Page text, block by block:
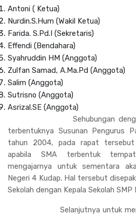
Antoni ( Ketua)
Nurdin.S.Hum (Wakil Ketua)
Farida. S.Pd.I (Sekretaris)
Effendi (Bendahara)
Syahruddin HM (Anggota)
Zulfan Samad, A.Ma.Pd (Anggota)
Salim (Anggota)
Sutrisno (Anggota)
Asrizal.SE (Anggota)
Sehubungan dengan
terbentuknya Susunan Pengurus
tahun 2004, pada rapat
apabila SMA terbentuk
mengajarnya untuk sementara
Negeri 4 Kudap. Hal tersebut
Sekolah dengan Kepala Sekolah SMP
Selanjutnya untuk